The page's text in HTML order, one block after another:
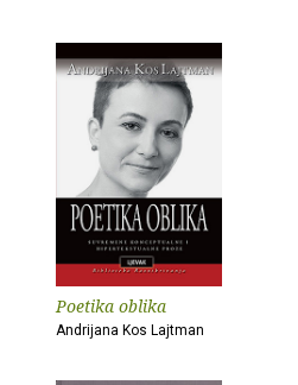
Poetika oblika
Andrijana Kos Lajtman